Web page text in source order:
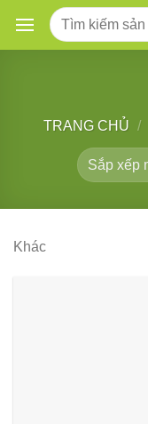
content
Tìm
kiếm:
TRANG CHỦ /
Khác